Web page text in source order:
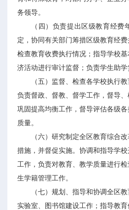
务领导。
（四）负责提出区级教育经费
定，协同有关部门筹措区级教育经
检查教育收费执行情况；指导学校
济活动进行审计监督；负责学生助学
（五）监督、检查各学校执行
负责督政、督教、督学工作，督导
巩固提高均衡工作，督导评估各级
质量。
（六）研究制定全区教育综合
措施，并督促实施。协调和指导学
工作，负责对教育、教学质量进行
生学籍管理工作。
（七）规划、指导和协调全区
实验室、图书馆建设工作；指导教